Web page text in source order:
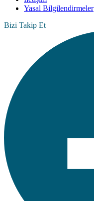
Yasal Bilgilendirmeler
Bizi Takip Et